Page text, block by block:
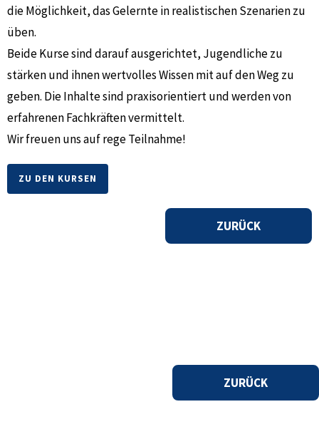
die Möglichkeit, das Gelernte in realistischen Szenarien zu
üben.
Beide Kurse sind darauf ausgerichtet, Jugendliche zu
stärken und ihnen wertvolles Wissen mit auf den Weg zu
geben. Die Inhalte sind praxisorientiert und werden von
erfahrenen Fachkräften vermittelt.
Wir freuen uns auf rege Teilnahme!
ZU DEN KURSEN
ZURÜCK
ZURÜCK